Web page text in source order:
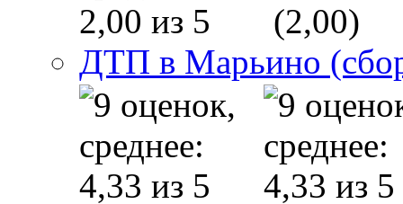
(2,00)
ДТП в Марьино